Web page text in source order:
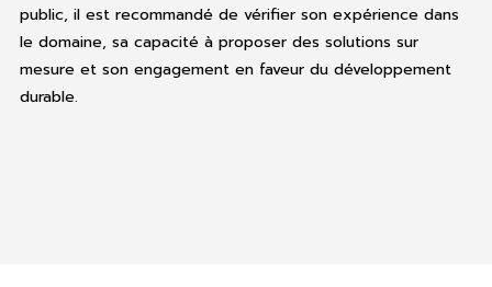
public, il est recommandé de vérifier son expérience dans
le domaine, sa capacité à proposer des solutions sur
mesure et son engagement en faveur du développement
durable.